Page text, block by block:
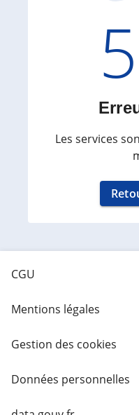
Les services
CGU
Mentions légales
Gestion des cookies
Données personnelles